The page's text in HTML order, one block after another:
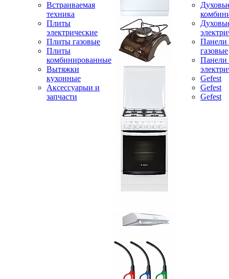
Встраиваемая
техника
Плиты
электрические
Плиты газовые
Плиты
комбинированные
Вытяжки
кухонные
Аксессуарыи и
запчасти
Панели
газовые
Панели
Gefest
Gefest
Gefest